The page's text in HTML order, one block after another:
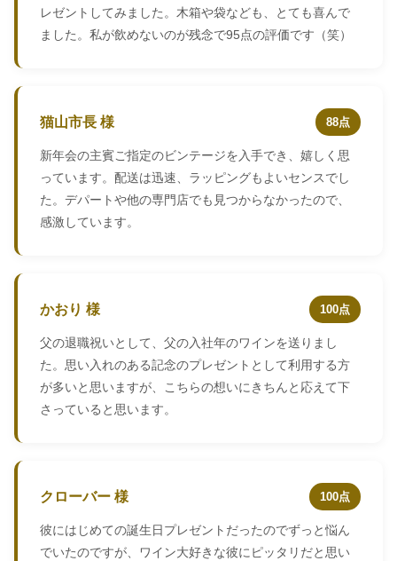
レゼントしてみました。木箱や袋なども、とても喜んで
ました。私が飲めないのが残念で95点の評価です（笑）
猫山市長 様 88点
新年会の主賓ご指定のビンテージを入手でき、嬉しく思
っています。配送は迅速、ラッピングもよいセンスでし
た。デパートや他の専門店でも見つからなかったので、
感激しています。
かおり 様 100点
父の退職祝いとして、父の入社年のワインを送りまし
た。思い入れのある記念のプレゼントとして利用する方
が多いと思いますが、こちらの想いにきちんと応えて下
さっていると思います。
クローバー 様 100点
彼にはじめての誕生日プレゼントだったのでずっと悩ん
でいたのですが、ワイン大好きな彼にピッタリだと思い